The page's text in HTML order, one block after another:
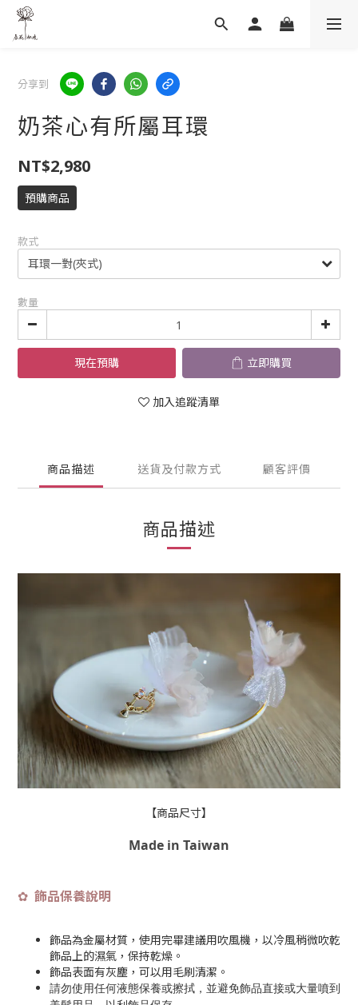
分享到
奶茶心有所屬耳環
NT$2,980
預購商品
款式
數量
現在預購 立即購買
加入追蹤清單
商品描述 送貨及付款方式 顧客評價
商品描述
【商品尺寸】
Made in Taiwan
✿ 飾品保養說明
飾品為金屬材質，使用完畢建議用吹風機，以冷風稍微吹乾
飾品上的濕氣，保持乾燥。
飾品表面有灰塵，可以用毛刷清潔。
請勿使用任何液態保養或擦拭，並避免飾品直接或大量噴到